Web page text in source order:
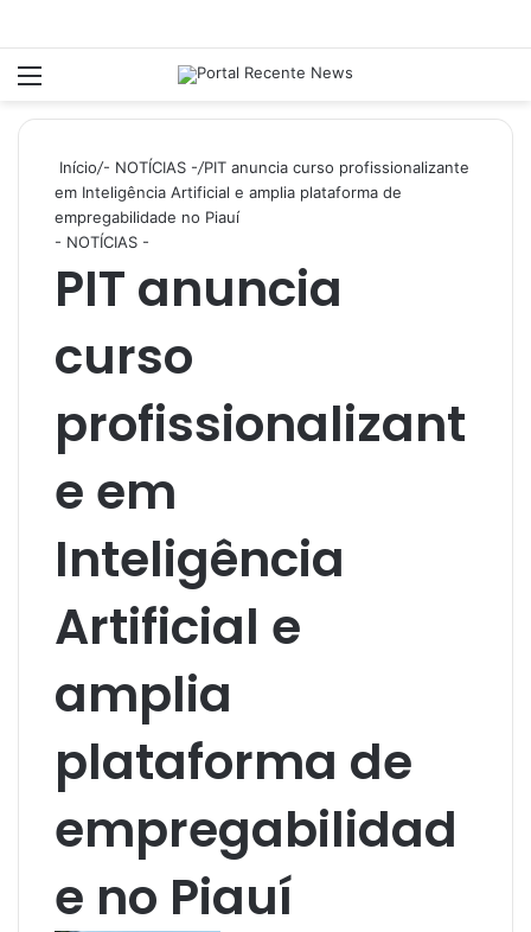
Início/- NOTÍCIAS -/PIT anuncia curso profissionalizante
em Inteligência Artificial e amplia plataforma de
empregabilidade no Piauí
- NOTÍCIAS -
PIT anuncia
curso
profissionalizant
e em
Inteligência
Artificial e
amplia
plataforma de
empregabilidad
e no Piauí